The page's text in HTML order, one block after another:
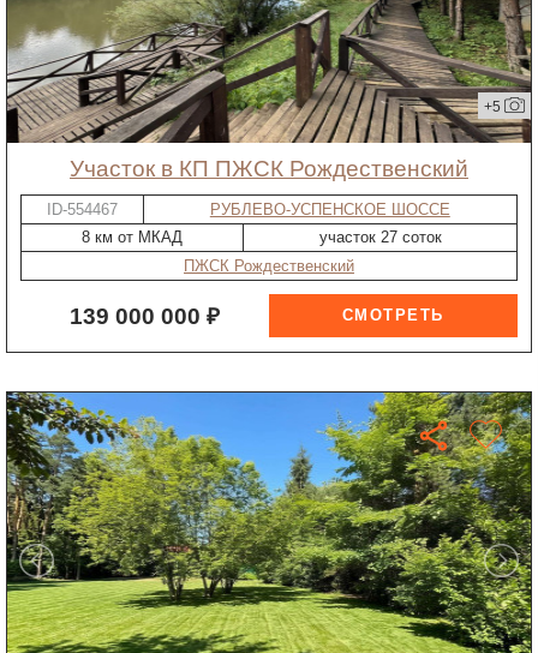
+5
участок в КП ПЖСК Рождественский
ID-554467
РУБЛЕВО-УСПЕНСКОЕ ШОССЕ
8 км от МКАД
участок 27 соток
ПЖСК Рождественский
139 000 000 ₽